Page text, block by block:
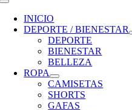
Toggle
Navigation
INICIO
DEPORTE / BIENESTAR
DEPORTE
BIENESTAR
BELLEZA
ROPA
CAMISETAS
SHORTS
GAFAS